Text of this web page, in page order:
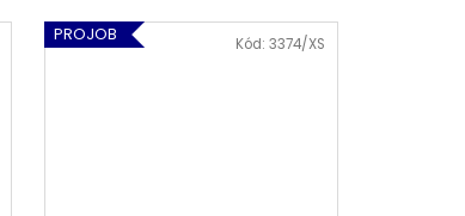
PROJOB Kód: 3374/XS